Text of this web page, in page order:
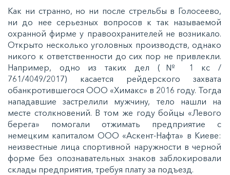
Как ни странно, но ни после стрельбы в Голосеево,
ни до нее серьезных вопросов к так называемой
охранной фирме у правоохранителей не возникало.
Открыто несколько уголовных производств, однако
никого к ответственности до сих пор не привлекли.
Например, одно из таких дел (№ 1 кс /
761/4049/2017) касается рейдерского захвата
обанкротившегося ООО «Химакс» в 2016 году. Тогда
нападавшие застрелили мужчину, тело нашли на
месте столкновений. В том же году бойцы «Левого
берега» помогали отжимать предприятие с
немецким капиталом ООО «Аскент-Нафта» в Киеве:
неизвестные лица спортивной наружности в черной
форме без опознавательных знаков заблокировали
склады предприятия, требуя плату за подъезд.